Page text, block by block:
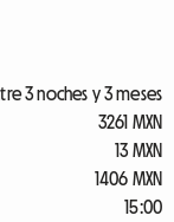
3 noches y 3 meses
3261 MXN
13 MXN
1406 MXN
15:00